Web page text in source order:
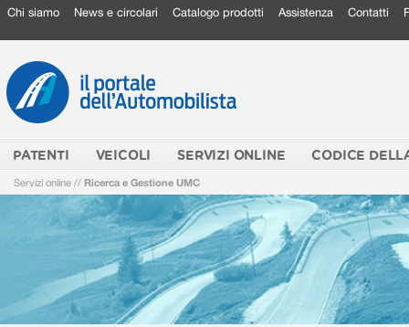
Chi siamo News e circolari Catalogo prodotti Assistenza Contatti
PATENTI VEICOLI SERVIZI ONLINE CODICE
Servizi online // Ricerca e Gestione UMC